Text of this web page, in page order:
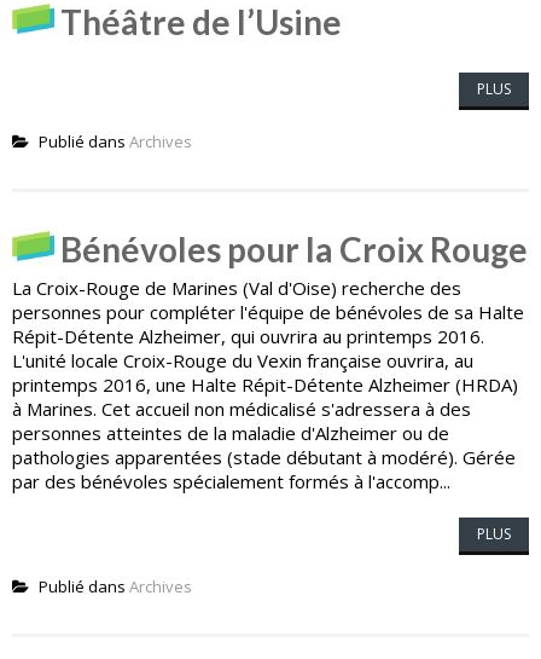
Théâtre de l’Usine
PLUS
Publié dans Archives
Bénévoles pour la Croix Rouge
La Croix-Rouge de Marines (Val d'Oise) recherche des
personnes pour compléter l'équipe de bénévoles de sa Halte
Répit-Détente Alzheimer, qui ouvrira au printemps 2016.
L'unité locale Croix-Rouge du Vexin française ouvrira, au
printemps 2016, une Halte Répit-Détente Alzheimer (HRDA)
à Marines. Cet accueil non médicalisé s'adressera à des
personnes atteintes de la maladie d'Alzheimer ou de
pathologies apparentées (stade débutant à modéré). Gérée
par des bénévoles spécialement formés à l'accomp...
PLUS
Publié dans Archives